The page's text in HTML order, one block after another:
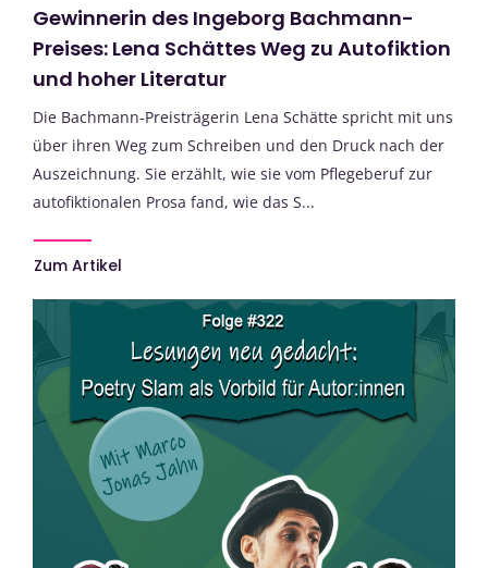
Gewinnerin des Ingeborg Bachmann-
Preises: Lena Schättes Weg zu Autofiktion
und hoher Literatur
Die Bachmann-Preisträgerin Lena Schätte spricht mit uns
über ihren Weg zum Schreiben und den Druck nach der
Auszeichnung. Sie erzählt, wie sie vom Pflegeberuf zur
autofiktionalen Prosa fand, wie das S...
Zum Artikel